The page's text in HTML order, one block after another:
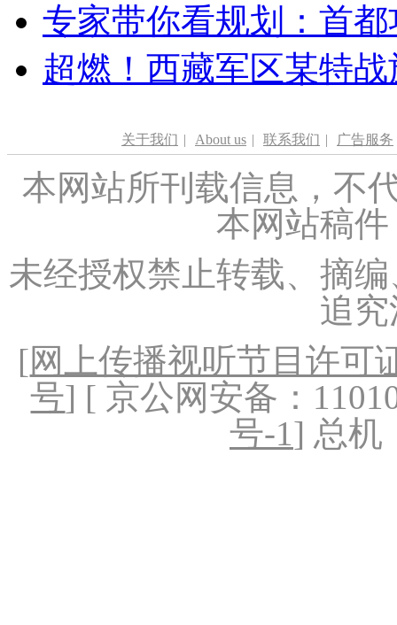
专家带你看规划：首
超燃！西藏军区某特
关于我们 | About us | 联系我们 | 广告服务
本网站所刊载信息，不
本网站稿
未经授权禁止转载、摘
追
[网上传播视听节目许可
号] [ 京公网安备：
号-1] 总机